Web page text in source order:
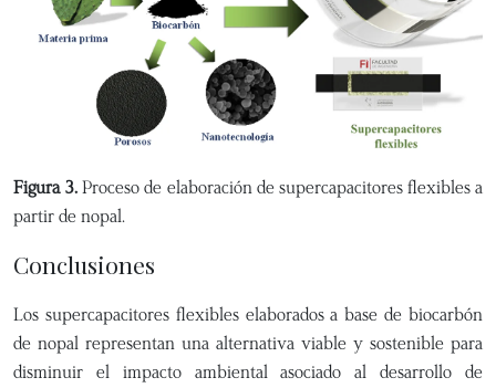
Figura 3. Proceso de elaboración de supercapacitores flexibles a
partir de nopal.
Conclusiones
Los supercapacitores flexibles elaborados a base de biocarbón
de nopal representan una alternativa viable y sostenible para
disminuir el impacto ambiental asociado al desarrollo de